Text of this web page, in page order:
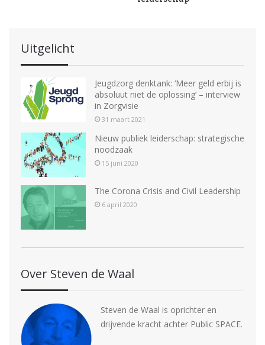
Uitgelicht
Jeugdzorg denktank: ‘Meer geld erbij is
absoluut niet de oplossing’ – interview
in Zorgvisie
31 maart 2021
Nieuw publiek leiderschap: strategische
noodzaak
15 juni 2020
The Corona Crisis and Civil Leadership
6 april 2020
Over Steven de Waal
Steven de Waal is oprichter en
drijvende kracht achter Public SPACE.